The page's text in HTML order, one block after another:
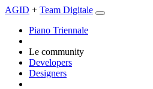
AGID + Team Digitale
Piano Triennale
Le community
Developers
Designers